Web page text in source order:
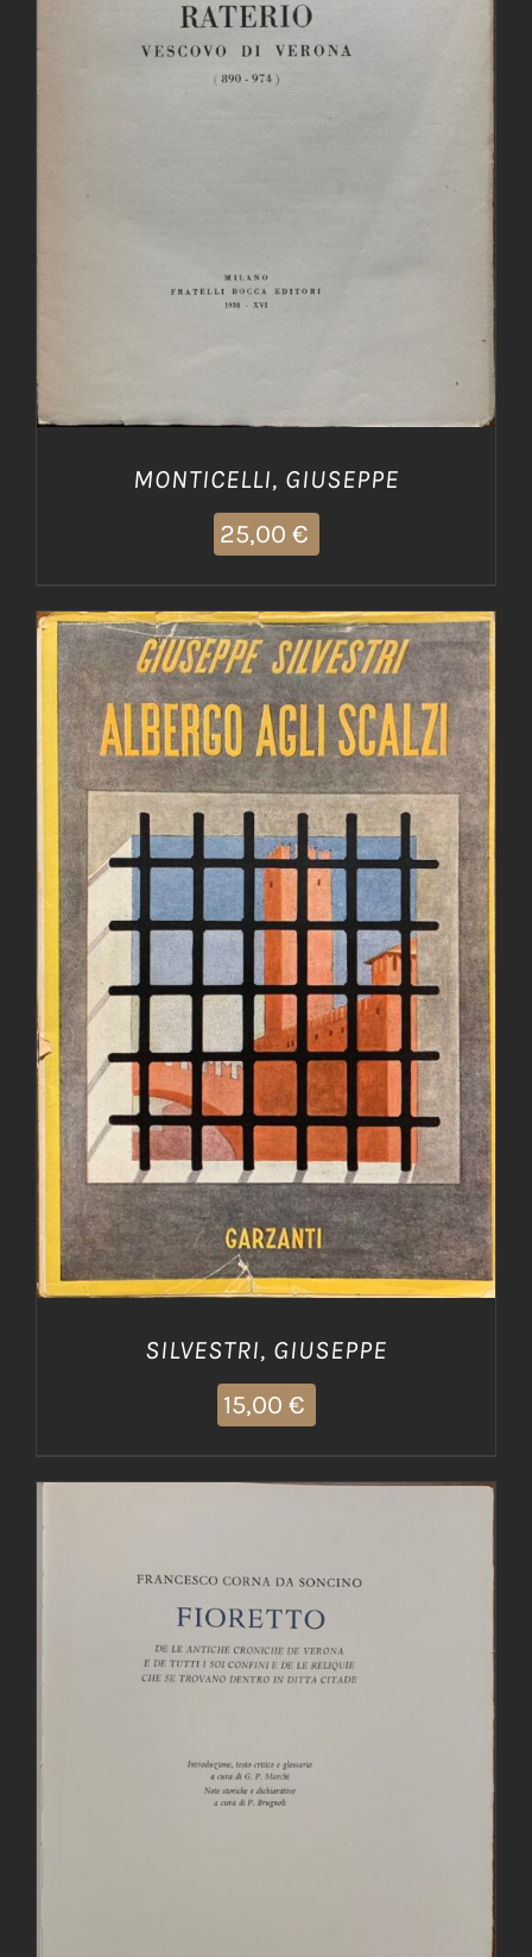
MONTICELLI, GIUSEPPE
25,00 €
AGGIUNGI AL CARRELLO / DETTAGLI
SILVESTRI, GIUSEPPE
15,00 €
AGGIUNGI AL CARRELLO